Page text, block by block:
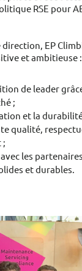
RSE pour
EP
et ambitieuse :
de leader
;
et la
qualité,
;
les
et durables.